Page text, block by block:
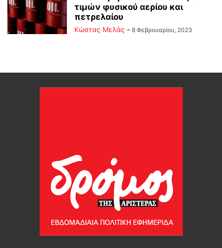
τιμών φυσικού αερίου και
πετρελαίου
Κώστας Μελάς - 8 Φεβρουαρίου, 2023